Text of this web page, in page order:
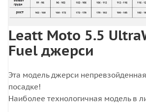
Leatt Moto 5.5
Fuel джерси
Эта модель джерси
посадке!
Наиболее технологичная модель в